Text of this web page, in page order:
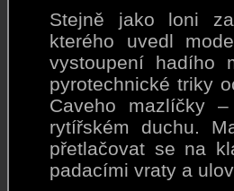
Stejně jako loni
kterého uvedl
vystoupení hadího
pyrotechnické triky
Caveho mazlíčky
rytířském duchu.
přetlačovat se na
padacími vraty a